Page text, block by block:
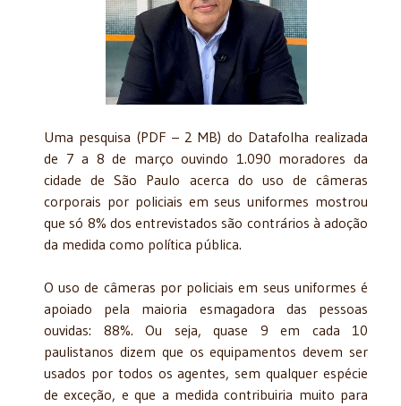
Uma pesquisa (PDF – 2 MB) do Datafolha realizada
de 7 a 8 de março ouvindo 1.090 moradores da
cidade de São Paulo acerca do uso de câmeras
corporais por policiais em seus uniformes mostrou
que só 8% dos entrevistados são contrários à adoção
da medida como política pública.
O uso de câmeras por policiais em seus uniformes é
apoiado pela maioria esmagadora das pessoas
ouvidas: 88%. Ou seja, quase 9 em cada 10
paulistanos dizem que os equipamentos devem ser
usados por todos os agentes, sem qualquer espécie
de exceção, e que a medida contribuiria muito para